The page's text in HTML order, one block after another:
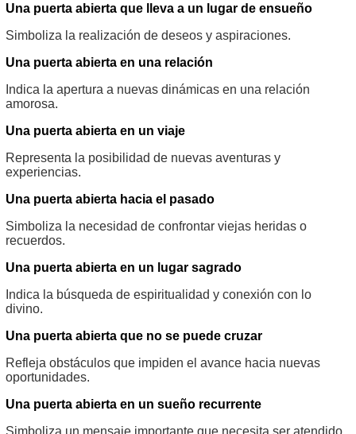
Una puerta abierta que lleva a un lugar de ensueño
Simboliza la realización de deseos y aspiraciones.
Una puerta abierta en una relación
Indica la apertura a nuevas dinámicas en una relación
amorosa.
Una puerta abierta en un viaje
Representa la posibilidad de nuevas aventuras y
experiencias.
Una puerta abierta hacia el pasado
Simboliza la necesidad de confrontar viejas heridas o
recuerdos.
Una puerta abierta en un lugar sagrado
Indica la búsqueda de espiritualidad y conexión con lo
divino.
Una puerta abierta que no se puede cruzar
Refleja obstáculos que impiden el avance hacia nuevas
oportunidades.
Una puerta abierta en un sueño recurrente
Simboliza un mensaje importante que necesita ser atendido.